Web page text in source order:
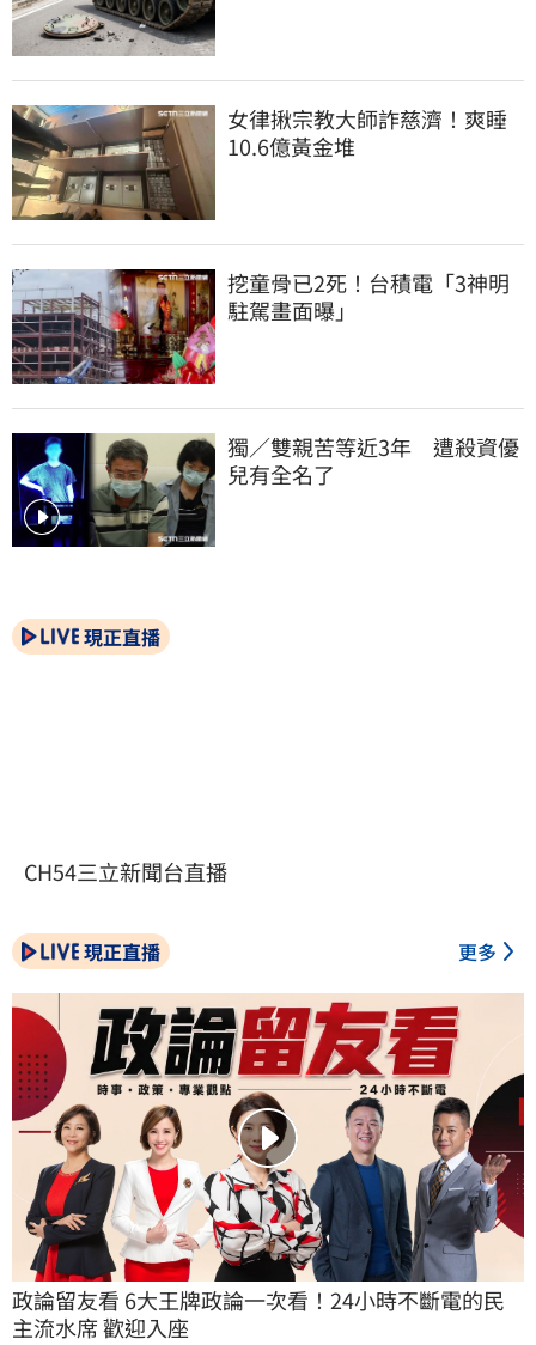
女律揪宗教大師詐慈濟！爽睡
10.6億黃金堆
挖童骨已2死！台積電「3神明
駐駕畫面曝」
獨／雙親苦等近3年　遭殺資優
兒有全名了
現正直播
CH54三立新聞台直播
現正直播 更多
政論留友看 6大王牌政論一次看！24小時不斷電的民
主流水席 歡迎入座